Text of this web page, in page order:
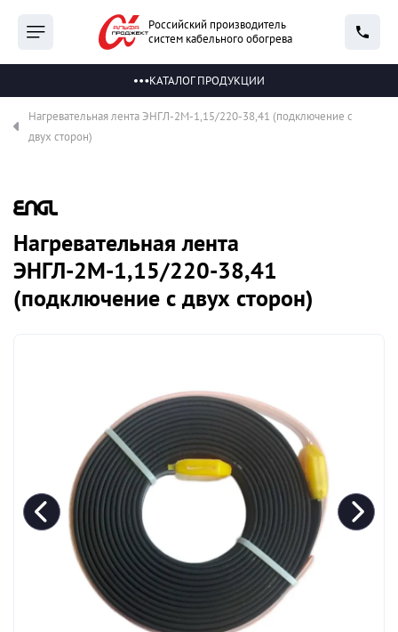
Российский производитель
систем кабельного обогрева
КАТАЛОГ ПРОДУКЦИИ
Нагревательная лента ЭНГЛ-2М-1,15/220-38,41 (подключение с
двух сторон)
Нагревательная лента
ЭНГЛ-2М-1,15/220-38,41
(подключение с двух сторон)